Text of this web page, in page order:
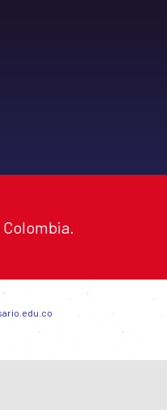
Colombia.